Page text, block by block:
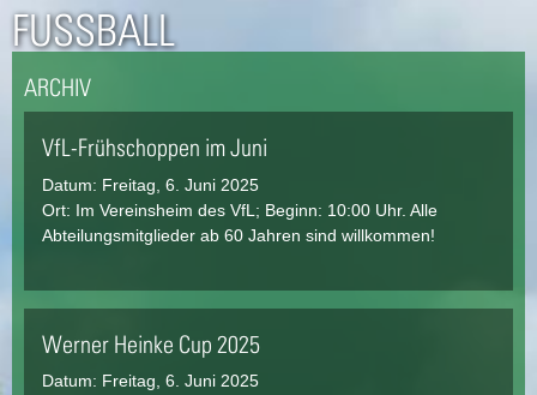
FUSSBALL
ARCHIV
VfL-Frühschoppen im Juni
Datum: Freitag, 6. Juni 2025
Ort: Im Vereinsheim des VfL; Beginn: 10:00 Uhr. Alle
Abteilungsmitglieder ab 60 Jahren sind willkommen!
Werner Heinke Cup 2025
Datum: Freitag, 6. Juni 2025